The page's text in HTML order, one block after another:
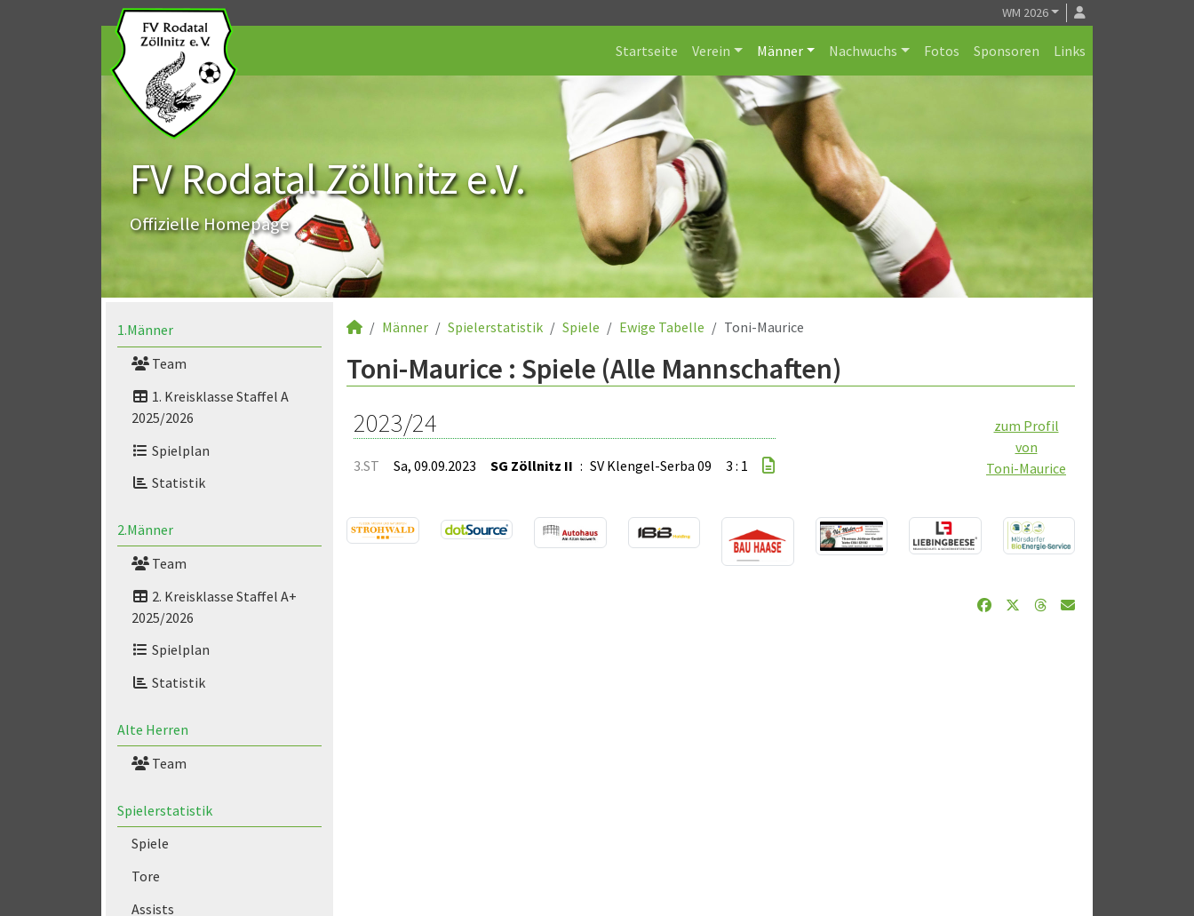
WM 2026
Startseite Verein Männer Nachwuchs Fotos Sponsoren Links
FV Rodatal Zöllnitz e.V.
Offizielle Homepage
1.Männer
Team
1. Kreisklasse Staffel A
2025/2026
Spielplan
Statistik
2.Männer
Team
2. Kreisklasse Staffel A+
2025/2026
Spielplan
Statistik
Alte Herren
Team
Spielerstatistik
Spiele
Tore
Assists
Männer Spielerstatistik Spiele Ewige Tabelle Toni-Maurice
Toni-Maurice : Spiele (Alle Mannschaften)
zum Profil
von
Toni-Maurice
2023/24
3.ST Sa, 09.09.2023 SG Zöllnitz II : SV Klengel-Serba 09 3 : 1